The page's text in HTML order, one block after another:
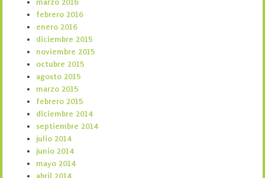
marzo 2016
febrero 2016
enero 2016
diciembre 2015
noviembre 2015
octubre 2015
agosto 2015
marzo 2015
febrero 2015
diciembre 2014
septiembre 2014
julio 2014
junio 2014
mayo 2014
abril 2014